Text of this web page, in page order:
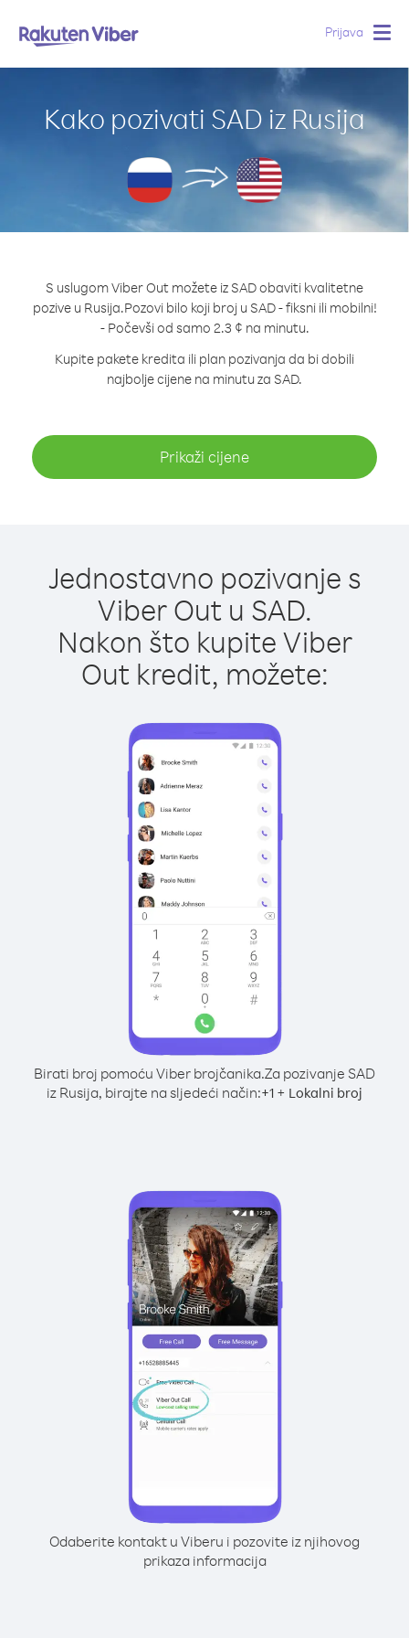
Prijava
Kako pozivati SAD iz Rusija
S uslugom Viber Out možete iz SAD obaviti kvalitetne
pozive u Rusija.Pozovi bilo koji broj u SAD - fiksni ili mobilni!
- Počevši od samo 2.3 ¢ na minutu.
Kupite pakete kredita ili plan pozivanja da bi dobili
najbolje cijene na minutu za SAD.
Prikaži cijene
Jednostavno pozivanje s
Viber Out u SAD.
Nakon što kupite Viber
Out kredit, možete:
Birati broj pomoću Viber brojčanika.Za pozivanje SAD
iz Rusija, birajte na sljedeći način:+1 + Lokalni broj
Odaberite kontakt u Viberu i pozovite iz njihovog
prikaza informacija